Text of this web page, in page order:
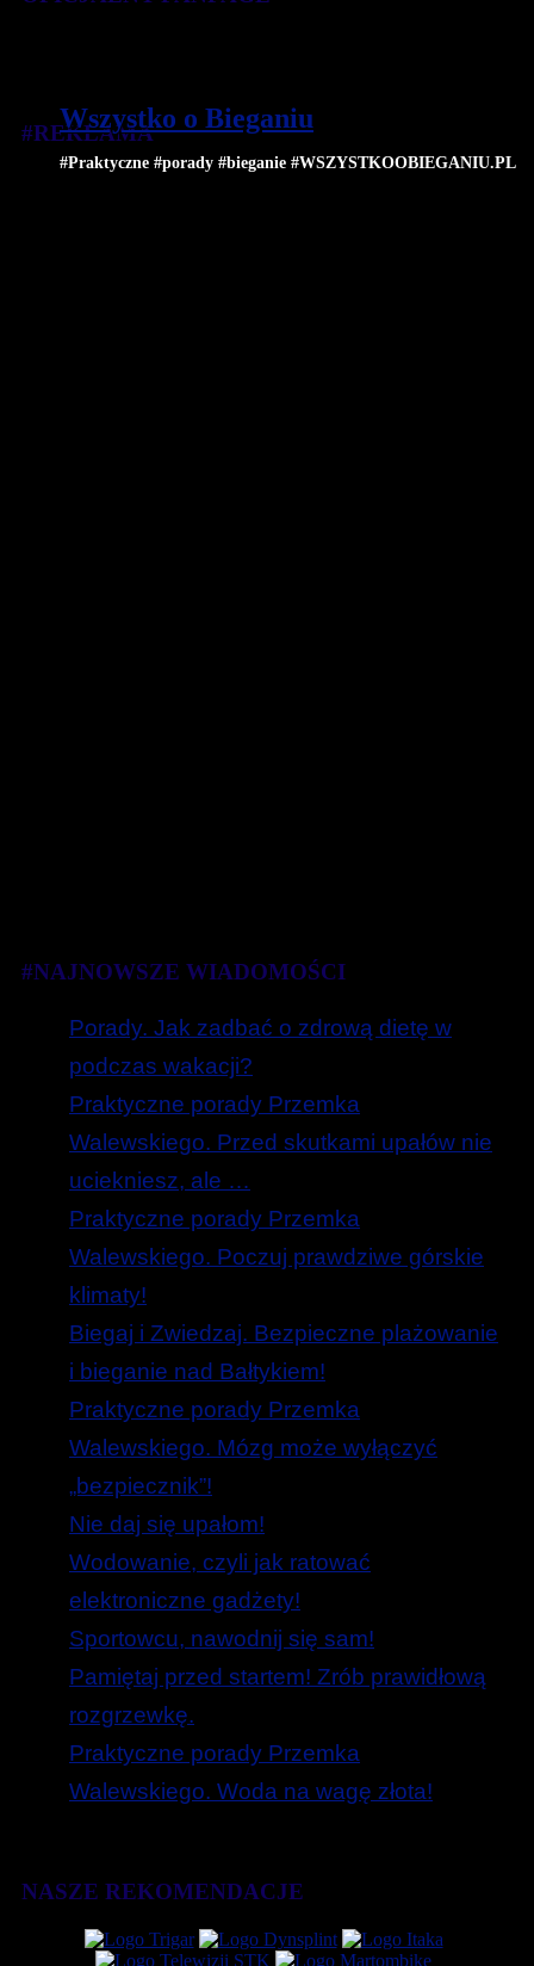
Wszystko o Bieganiu
#Praktyczne #porady #bieganie #WSZYSTKOOBIEGANIU.PL
#REKLAMA
#NAJNOWSZE WIADOMOŚCI
Porady. Jak zadbać o zdrową dietę w
podczas wakacji?
Praktyczne porady Przemka
Walewskiego. Przed skutkami upałów nie
uciekniesz, ale …
Praktyczne porady Przemka
Walewskiego. Poczuj prawdziwe górskie
klimaty!
Biegaj i Zwiedzaj. Bezpieczne plażowanie
i bieganie nad Bałtykiem!
Praktyczne porady Przemka
Walewskiego. Mózg może wyłączyć
„bezpiecznik”!
Nie daj się upałom!
Wodowanie, czyli jak ratować
elektroniczne gadżety!
Sportowcu, nawodnij się sam!
Pamiętaj przed startem! Zrób prawidłową
rozgrzewkę.
Praktyczne porady Przemka
Walewskiego. Woda na wagę złota!
NASZE REKOMENDACJE